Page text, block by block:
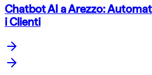
Chatbot AI a Arezzo:
i Clienti